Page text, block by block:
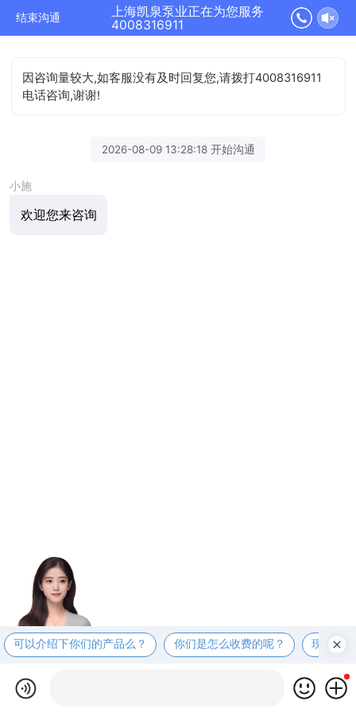
结束沟通
上海凯泉泵业正在为您服务
4008316911
因咨询量较大,如客服没有及时回复您,请拨打4008316911
电话咨询,谢谢!
2026-08-09 13:28:18 开始沟通
小施
欢迎您来咨询
可以介绍下你们的产品么？ 你们是怎么收费的呢？ 现在有